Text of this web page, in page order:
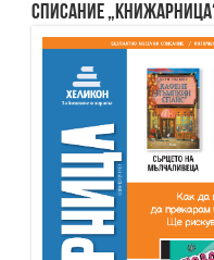
Списание